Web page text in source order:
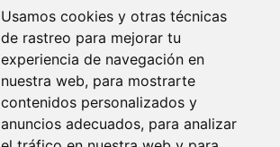
Usamos cookies y otras técnicas
de rastreo para mejorar tu
experiencia de navegación en
nuestra web, para mostrarte
contenidos personalizados y
anuncios adecuados, para analizar